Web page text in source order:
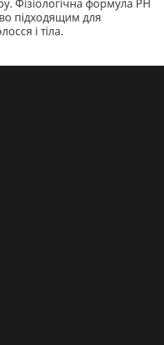
Фізіологічна формула PH
підходящим для
і тіла.